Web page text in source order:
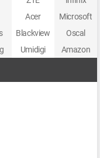
Acer
Microsoft
Blackview
Oscal
Umidigi Amazon